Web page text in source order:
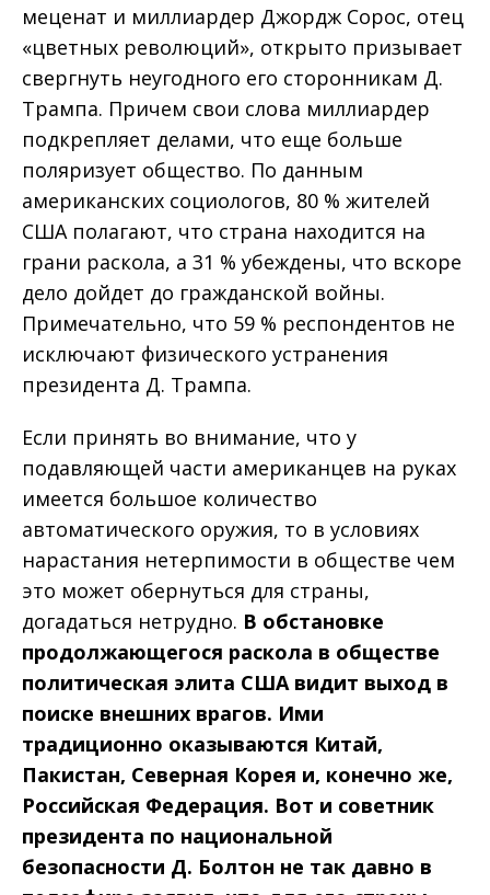
меценат и миллиардер Джордж Сорос, отец
«цветных революций», открыто призывает
свергнуть неугодного его сторонникам Д.
Трампа. Причем свои слова миллиардер
подкрепляет делами, что еще больше
поляризует общество. По данным
американских социологов, 80 % жителей
США полагают, что страна находится на
грани раскола, а 31 % убеждены, что вскоре
дело дойдет до гражданской войны.
Примечательно, что 59 % респондентов не
исключают физического устранения
президента Д. Трампа.
Если принять во внимание, что у
подавляющей части американцев на руках
имеется большое количество
автоматического оружия, то в условиях
нарастания нетерпимости в обществе чем
это может обернуться для страны,
догадаться нетрудно. В обстановке
продолжающегося раскола в обществе
политическая элита США видит выход в
поиске внешних врагов. Ими
традиционно оказываются Китай,
Пакистан, Северная Корея и, конечно же,
Российская Федерация. Вот и советник
президента по национальной
безопасности Д. Болтон не так давно в